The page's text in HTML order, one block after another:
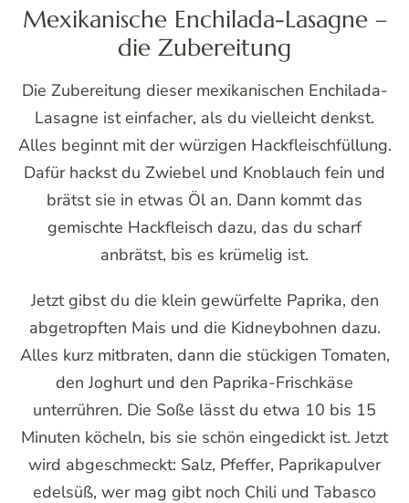
Mexikanische Enchilada-Lasagne –
die Zubereitung
Die Zubereitung dieser mexikanischen Enchilada-
Lasagne ist einfacher, als du vielleicht denkst.
Alles beginnt mit der würzigen Hackfleischfüllung.
Dafür hackst du Zwiebel und Knoblauch fein und
brätst sie in etwas Öl an. Dann kommt das
gemischte Hackfleisch dazu, das du scharf
anbrätst, bis es krümelig ist.
Jetzt gibst du die klein gewürfelte Paprika, den
abgetropften Mais und die Kidneybohnen dazu.
Alles kurz mitbraten, dann die stückigen Tomaten,
den Joghurt und den Paprika-Frischkäse
unterrühren. Die Soße lässt du etwa 10 bis 15
Minuten köcheln, bis sie schön eingedickt ist. Jetzt
wird abgeschmeckt: Salz, Pfeffer, Paprikapulver
edelsüß, wer mag gibt noch Chili und Tabasco